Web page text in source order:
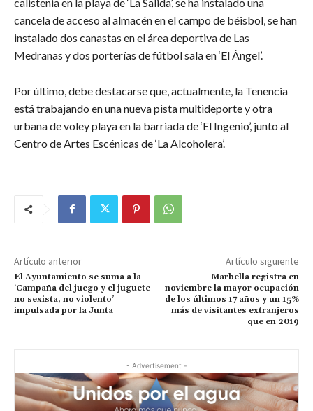
cancela de acceso al almacén en el campo de béisbol, se han
instalado dos canastas en el área deportiva de Las
Medranas y dos porterías de fútbol sala en ‘El Ángel’.
Por último, debe destacarse que, actualmente, la Tenencia
está trabajando en una nueva pista multideporte y otra
urbana de voley playa en la barriada de ‘El Ingenio’, junto al
Centro de Artes Escénicas de ‘La Alcoholera’.
Artículo anterior
El Ayuntamiento se suma a la
‘Campaña del juego y el juguete
no sexista, no violento’
impulsada por la Junta
Artículo siguiente
Marbella registra en
noviembre la mayor ocupación
de los últimos 17 años y un 15%
más de visitantes extranjeros
que en 2019
- Advertisement -